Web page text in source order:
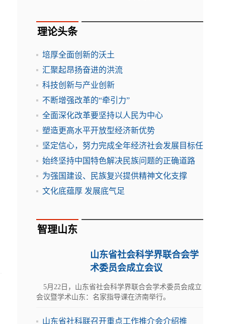
理论头条
培厚全面创新的沃土
汇聚起昂扬奋进的洪流
科技创新与产业创新
不断增强改革的“牵引力”
全面深化改革要坚持以人民为中心
塑造更高水平开放型经济新优势
坚定信心，努力完成全年经济社会发展目标任
始终坚持中国特色解决民族问题的正确道路
为强国建设、民族复兴提供精神文化支撑
文化底蕴厚 发展底气足
智理山东
山东省社会科学界联合会学
术委员会成立会议
5月22日，山东省社会科学界联合会学术委员会成立
会议暨学术山东：名家指导课在济南举行。
山东省社科联召开重点工作推介会介绍推